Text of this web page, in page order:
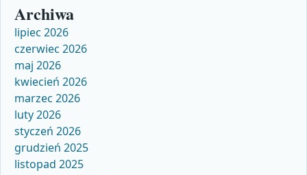
Archiwa
lipiec 2026
czerwiec 2026
maj 2026
kwiecień 2026
marzec 2026
luty 2026
styczeń 2026
grudzień 2025
listopad 2025